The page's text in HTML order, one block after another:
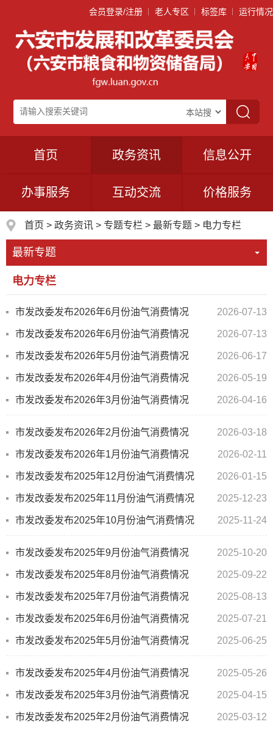
会员登录/注册 老人专区 标签库 运行情况
首页 政务资讯 信息公开
办事服务 互动交流 价格服务
首页 > 政务资讯 > 专题专栏 > 最新专题 > 电力专栏
最新专题
电力专栏
市发改委发布2026年6月份油气消费情况 2026-07-13
市发改委发布2026年6月份油气消费情况 2026-07-13
市发改委发布2026年5月份油气消费情况 2026-06-17
市发改委发布2026年4月份油气消费情况 2026-05-19
市发改委发布2026年3月份油气消费情况 2026-04-16
市发改委发布2026年2月份油气消费情况 2026-03-18
市发改委发布2026年1月份油气消费情况 2026-02-11
市发改委发布2025年12月份油气消费情况 2026-01-15
市发改委发布2025年11月份油气消费情况 2025-12-23
市发改委发布2025年10月份油气消费情况 2025-11-24
市发改委发布2025年9月份油气消费情况 2025-10-20
市发改委发布2025年8月份油气消费情况 2025-09-22
市发改委发布2025年7月份油气消费情况 2025-08-13
市发改委发布2025年6月份油气消费情况 2025-07-21
市发改委发布2025年5月份油气消费情况 2025-06-25
市发改委发布2025年4月份油气消费情况 2025-05-26
市发改委发布2025年3月份油气消费情况 2025-04-15
市发改委发布2025年2月份油气消费情况 2025-03-12